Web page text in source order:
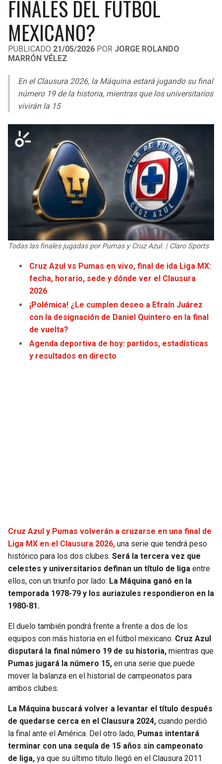
LIGA DE EXPANSIÓN MX
LEAGUES CUP
UEFA EUROPA LEAGUE
UEFA CONFERENCE LEAGUE
MLS
COPA SUDAMERICANA
OTRAS LIGAS
RAIDERS
CHARGERS
BENGALS
STEELERS
TEXANS
COLTS
JAGUARS
COWBOYS
GIANTS
EAGLES
COMMANDERS
PACKERS
VIKINGS
FALCONS
SAINTS
CAVALIERS
PISTONS
BUCKS
HORNETS
HEAT
MAGIC
WIZARDS
CLIPPERS
LAKERS
SUNS
KINGS
TIMBERWOLVES
THUNDER
TRAIL BLAZERS
FINALES DEL FÚTBOL
MEXICANO?
PUBLICADO 21/05/2026 POR JORGE ROLANDO
MARRÓN VÉLEZ
En el Clausura 2026, la Máquina estará jugando su final
número 19 de la historia, mientras que los universitarios
vivirán la 15
Todas las finales jugadas por Pumas y Cruz Azul. | Claro Sports
Cruz Azul vs Pumas en vivo, final de ida Liga MX:
fecha, horario, sede y dónde ver el Clausura
2026
¡Polémica! ¿Le cumplen deseo a Efraín Juárez
con la designación de Daniel Quintero en la final
de vuelta?
Agenda deportiva de hoy: partidos, estadísticas
y resultados en directo
Cruz Azul y Pumas volverán a cruzarse en una final de
Liga MX en el Clausura 2026, una serie que tendrá peso
histórico para los dos clubes. Será la tercera vez que
celestes y universitarios definan un título de liga entre
ellos, con un triunfo por lado: La Máquina ganó en la
temporada 1978-79 y los auriazules respondieron en la
1980-81.
El duelo también pondrá frente a frente a dos de los
equipos con más historia en el fútbol mexicano. Cruz Azul
disputará la final número 19 de su historia, mientras que
Pumas jugará la número 15, en una serie que puede
mover la balanza en el historial de campeonatos para
ambos clubes.
La Máquina buscará volver a levantar el título después
de quedarse cerca en el Clausura 2024, cuando perdió
la final ante el América. Del otro lado, Pumas intentará
terminar con una sequía de 15 años sin campeonato
de liga, ya que su último título llegó en el Clausura 2011